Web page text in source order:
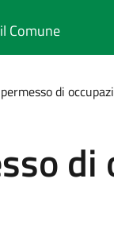
Comune
di
di